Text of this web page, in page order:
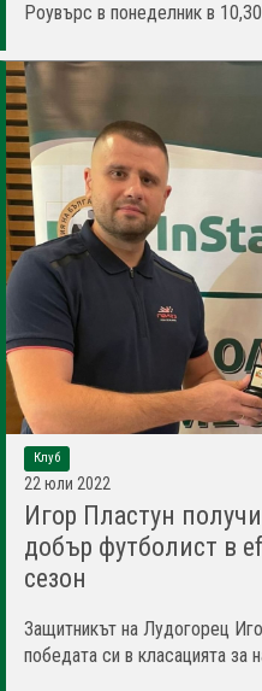
Роувърс в понеделник в
Клуб
22 юли 2022
Игор Пластун
добър футболист в
сезон
Защитникът на Лудогорец
победата си в класацията за